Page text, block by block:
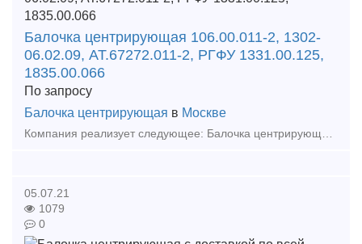
Балочка центрирующая 106.00.011-2, 1302-
06.02.09, АТ.67272.011-2, РГФУ 1331.00.125,
1835.00.066
По запросу
Балочка центрирующая в Москве
Компания реализует следующее: Балочка центрирующая 106.00.011-2, 1302-06.02.09, АТ.67272.011-2, РГФУ 1331.00.125, 1835.00.066 Валик подъемника 106.01.017-0 Кольцо буксовое 35063-Н
05.07.21
1079
0